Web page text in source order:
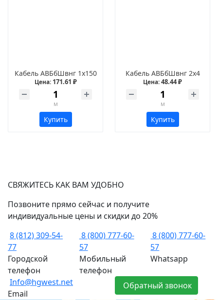
Кабель АВБбШвнг 1х150
Цена: 171.61 ₽
м
Купить
Кабель АВБбШвнг 2х4
Цена:48.44 ₽
м
Купить
СВЯЖИТЕСЬ КАК ВАМ УДОБНО
Позвоните прямо сейчас и получите
индивидуальные цены и скидки до 20%
8 (812) 309-54-
77
Городской
телефон
8 (800) 777-60-
57
Мобильный
телефон
8 (800) 777-60-
57
Whatsapp
Info@hgwest.net
Email
Обратный звонок